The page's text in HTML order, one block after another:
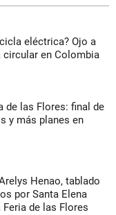
eléctrica? Ojo a
circular en Colombia
de las Flores: final de
y más planes en
Henao, tablado
por Santa Elena
de las Flores